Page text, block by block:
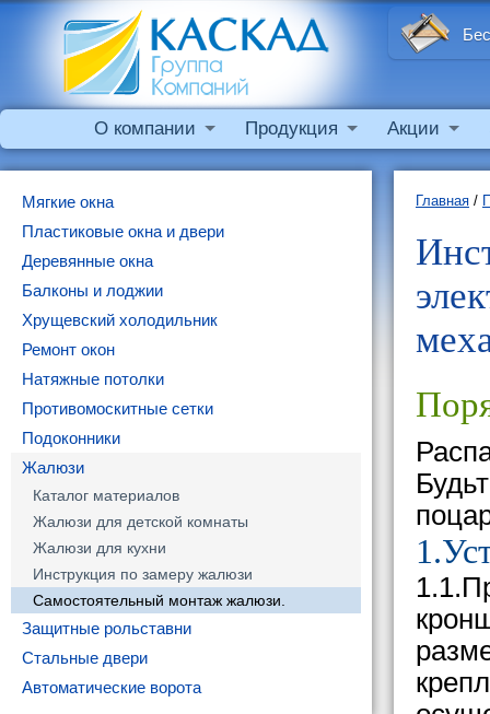
О компании Продукция Акции
Мягкие окна
Пластиковые окна и двери
Деревянные окна
Балконы и лоджии
Хрущевский холодильник
Ремонт окон
Натяжные потолки
Противомоскитные сетки
Подоконники
Жалюзи
Каталог материалов
Жалюзи для детской комнаты
Жалюзи для кухни
Инструкция по замеру жалюзи
Самостоятельный монтаж жалюзи.
Защитные рольставни
Стальные двери
Автоматические ворота
Главная /